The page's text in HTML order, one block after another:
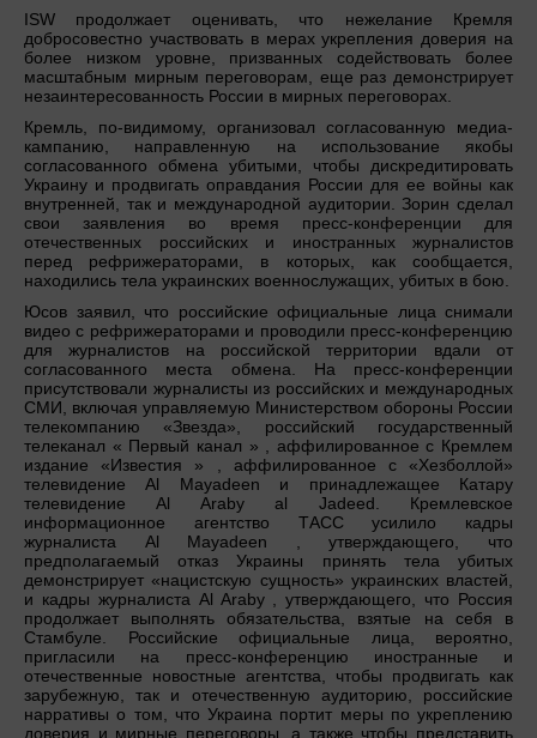
ISW продолжает оценивать, что нежелание Кремля
добросовестно участвовать в мерах укрепления доверия на
более низком уровне, призванных содействовать более
масштабным мирным переговорам, еще раз демонстрирует
незаинтересованность России в мирных переговорах.
Кремль, по-видимому, организовал согласованную медиа-
кампанию, направленную на использование якобы
согласованного обмена убитыми, чтобы дискредитировать
Украину и продвигать оправдания России для ее войны как
внутренней, так и международной аудитории. Зорин сделал
свои заявления во время пресс-конференции для
отечественных российских и иностранных журналистов
перед рефрижераторами, в которых, как сообщается,
находились тела украинских военнослужащих, убитых в бою.
Юсов заявил, что российские официальные лица снимали
видео с рефрижераторами и проводили пресс-конференцию
для журналистов на российской территории вдали от
согласованного места обмена. На пресс-конференции
присутствовали журналисты из российских и международных
СМИ, включая управляемую Министерством обороны России
телекомпанию «Звезда», российский государственный
телеканал « Первый канал » , аффилированное с Кремлем
издание «Известия » , аффилированное с «Хезболлой»
телевидение Al Mayadeen и принадлежащее Катару
телевидение Al Araby al Jadeed. Кремлевское
информационное агентство ТАСС усилило кадры
журналиста Al Mayadeen , утверждающего, что
предполагаемый отказ Украины принять тела убитых
демонстрирует «нацистскую сущность» украинских властей,
и кадры журналиста Al Araby , утверждающего, что Россия
продолжает выполнять обязательства, взятые на себя в
Стамбуле. Российские официальные лица, вероятно,
пригласили на пресс-конференцию иностранные и
отечественные новостные агентства, чтобы продвигать как
зарубежную, так и отечественную аудиторию, российские
нарративы о том, что Украина портит меры по укреплению
доверия и мирные переговоры, а также чтобы представить